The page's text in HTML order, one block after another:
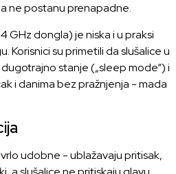
ne postanu prenapadne.
GHz dongla) je niska i u praksi
Korisnici su primetili da slušalice u
stanje („sleep mode“) i
i danima bez pražnjenja - mada
udobne - ublažavaju pritisak,